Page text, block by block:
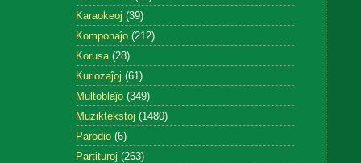
Karaokeoj (39)
Komponaĵo (212)
Korusa (28)
Kuriozaĵoj (61)
Multoblaĵo (349)
Muziktekstoj (1480)
Parodio (6)
Partituroj (263)